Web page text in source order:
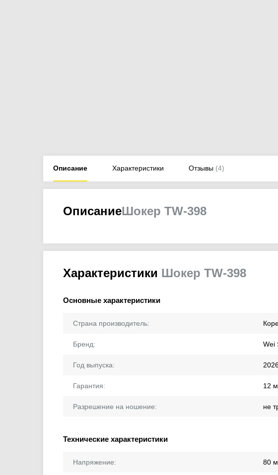
Описание Характеристики Отзывы (4)
ОписаниеШокер TW-398
Характеристики Шокер TW-398
Основные характеристики
Страна производитель:
Бренд: Wei
Год выпуска:
Гарантия: 12
Разрешение на ношение: не
Технические характеристики
Напряжение: 80